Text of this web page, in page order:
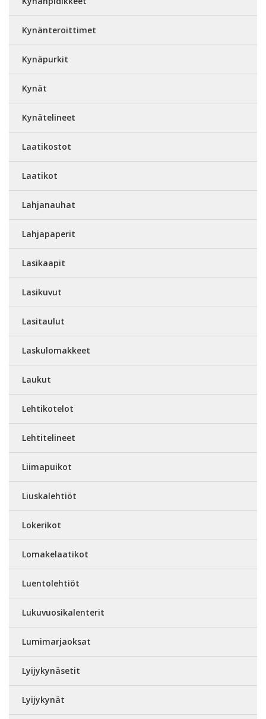
Kynänteroittimet
Kynäpurkit
Kynät
Kynätelineet
Laatikostot
Laatikot
Lahjanauhat
Lahjapaperit
Lasikaapit
Lasikuvut
Lasitaulut
Laskulomakkeet
Laukut
Lehtikotelot
Lehtitelineet
Liimapuikot
Liuskalehtiöt
Lokerikot
Lomakelaatikot
Luentolehtiöt
Lukuvuosikalenterit
Lumimarjaoksat
Lyijykynäsetit
Lyijykynät